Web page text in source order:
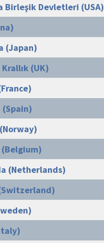
Birleşik Devletleri (USA)
(Japan)
(UK)
(Spain)
(Netherlands)